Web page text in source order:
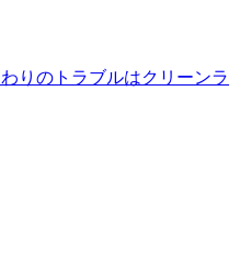
りのトラブルはクリーンラ